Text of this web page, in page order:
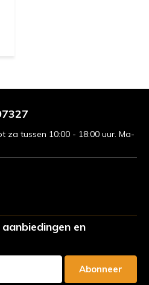
za tussen 10:00 - 18:00 uur. Ma-
en
Abonneer